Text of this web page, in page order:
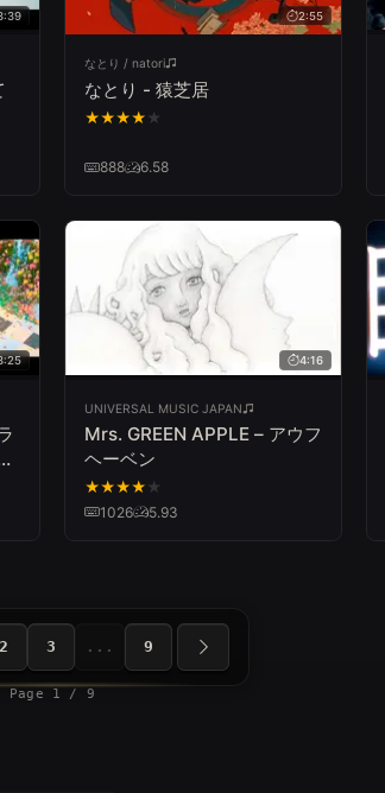
2:55
なとり / natori
なとり - 猿芝居
★★★★ ★
888 6.58
4:16
UNIVERSAL MUSIC JAPAN
Mrs. GREEN APPLE – アウフ
ヘーベン
★★★★ ★
1026
5.93
2 3 ... 9
Page 1 / 9